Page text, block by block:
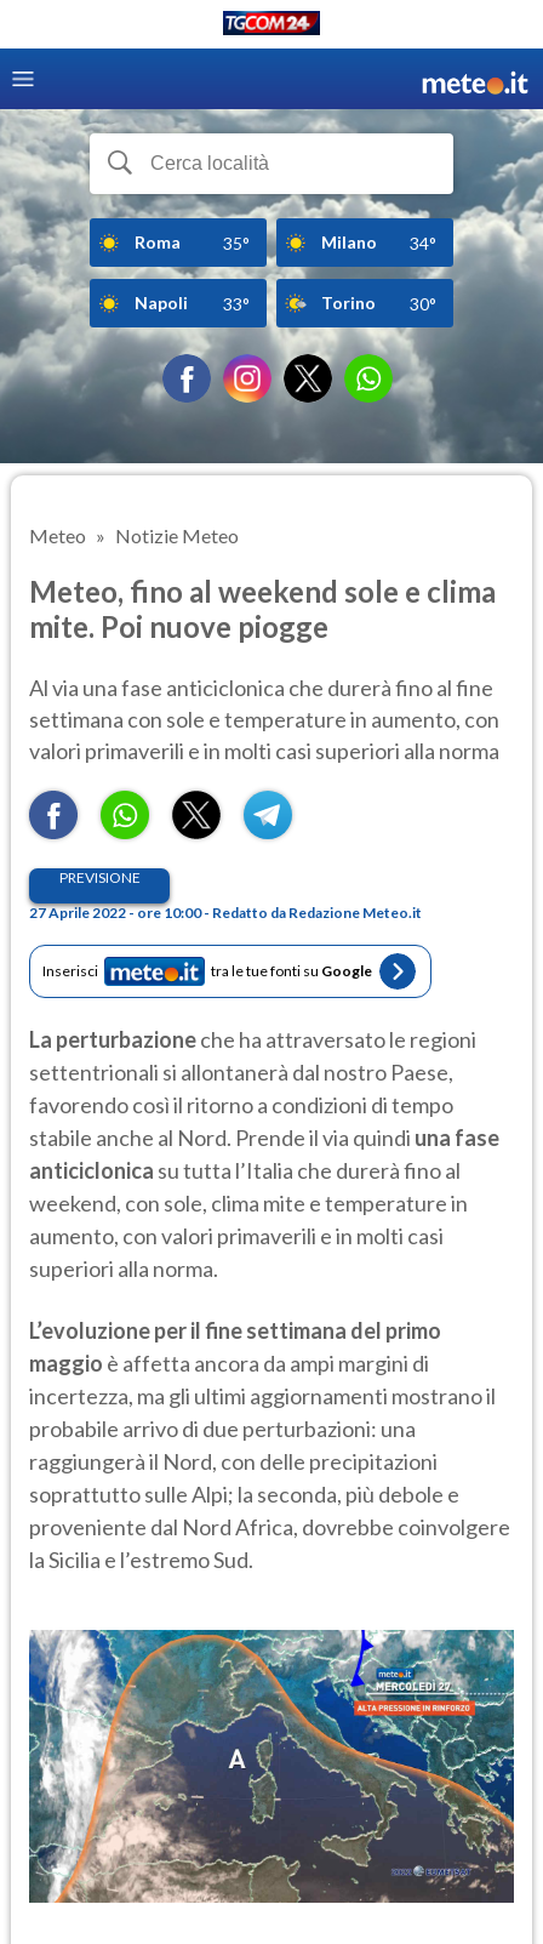
Roma 35° Milano 34°
Napoli 33° Torino 30°
Meteo Notizie Meteo
Meteo, fino al weekend sole e clima
mite. Poi nuove piogge
Al via una fase anticiclonica che durerà fino al fine
settimana con sole e temperature in aumento, con
valori primaverili e in molti casi superiori alla norma
PREVISIONE
27 Aprile 2022 - ore 10:00 - Redatto da Redazione Meteo.it
Inserisci tra le tue fonti su Google
La perturbazioneche ha attraversato le regioni
settentrionali si allontanerà dal nostro Paese,
favorendo così il ritorno a condizioni di tempo
stabile anche al Nord. Prende il via quindi una fase
anticiclonica su tutta l’Italia che durerà fino al
weekend, con sole, clima mite e temperature in
aumento, con valori primaverili e in molti casi
superiori alla norma.
L’evoluzione per il fine settimana del primo
maggio è affetta ancora da ampi margini di
incertezza, ma gli ultimi aggiornamenti mostrano il
probabile arrivo di due perturbazioni: una
raggiungerà il Nord, con delle precipitazioni
soprattutto sulle Alpi; la seconda, più debole e
proveniente dal Nord Africa, dovrebbe coinvolgere
la Sicilia e l’estremo Sud.